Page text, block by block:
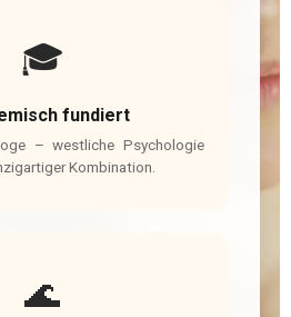
🎓
fundiert
– westliche Psychologie
Kombination.
🌊